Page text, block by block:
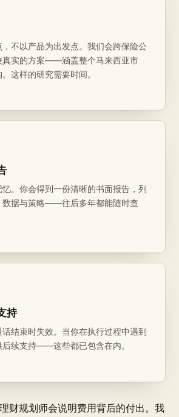
不以产品为出发点。我们会跨保险公
真实的方案——涵盖整个马来西亚市
这样的研究需要时间。
。你会得到一份清晰的书面报告，列
数据与策略——往后多年都能随时查
持
结束时失效。当你在执行过程中遇到
后续支持——这些都已包含在内。
财规划师会说明费用背后的付出。我